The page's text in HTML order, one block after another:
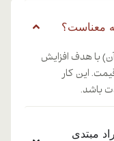
معناست؟
با هدف افزایش
این کار
باشد.
مبتدی